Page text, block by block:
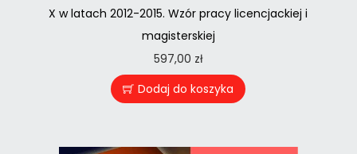
X w latach 2012-2015. Wzór pracy licencjackiej i
magisterskiej
597,00 zł
Dodaj do koszyka